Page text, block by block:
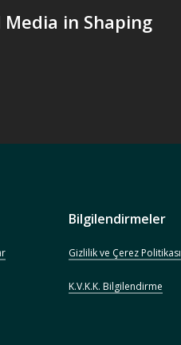
Media in Shaping
Bilgilendirmeler
Gizlilik ve Çerez Politikası
K.V.K.K. Bilgilendirme